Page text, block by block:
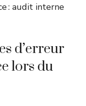
: audit interne
d’erreur
lors du